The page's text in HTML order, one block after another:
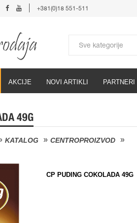
AKCIJE NOVI ARTIKLI PARTNERI
+381(0)18 551-511
49G
KATALOG CENTROPROIZVOD
CP PUDING COKOLADA 49G